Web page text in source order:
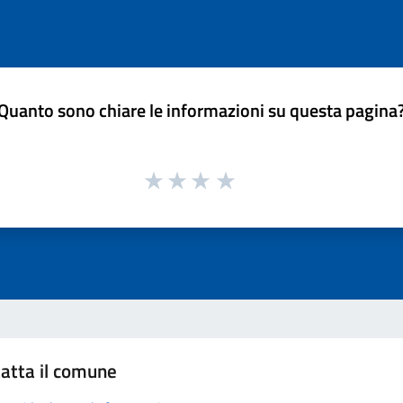
sono chiare le informazioni su questa
il comune